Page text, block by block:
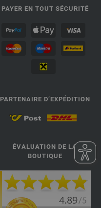
PAYER EN TOUT SÉCURITÉ
PARTENAIRE D’EXPÉDITION
ÉVALUATION DE LA
BOUTIQUE